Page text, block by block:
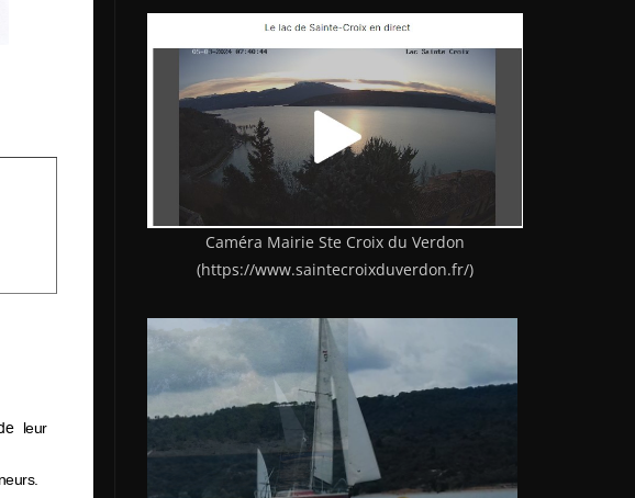
Caméra Mairie Ste Croix du Verdon
(https://www.saintecroixduverdon.fr/)